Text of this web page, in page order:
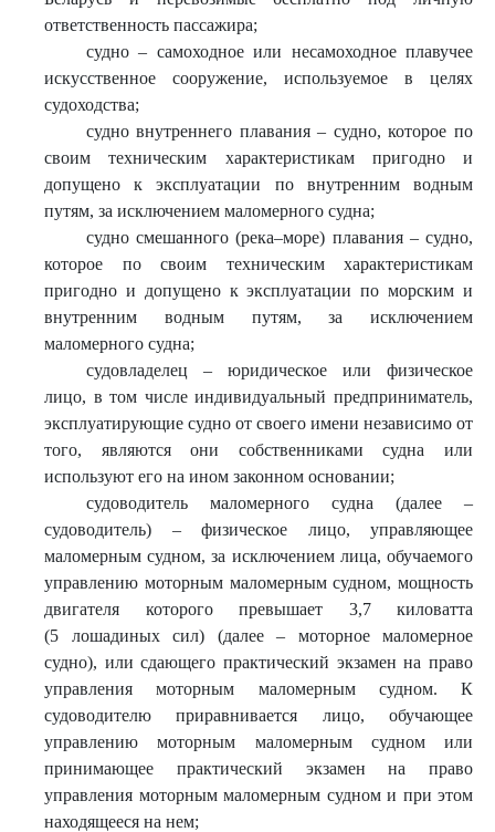
ответственность пассажира;
судно – самоходное или несамоходное плавучее
искусственное сооружение, используемое в целях
судоходства;
судно внутреннего плавания – судно, которое по
своим техническим характеристикам пригодно и
допущено к эксплуатации по внутренним водным
путям, за исключением маломерного судна;
судно смешанного (река–море) плавания – судно,
которое по своим техническим характеристикам
пригодно и допущено к эксплуатации по морским и
внутренним водным путям, за исключением
маломерного судна;
судовладелец – юридическое или физическое
лицо, в том числе индивидуальный предприниматель,
эксплуатирующие судно от своего имени независимо от
того, являются они собственниками судна или
используют его на ином законном основании;
судоводитель маломерного судна (далее –
судоводитель) – физическое лицо, управляющее
маломерным судном, за исключением лица, обучаемого
управлению моторным маломерным судном, мощность
двигателя которого превышает 3,7 киловатта
(5 лошадиных сил) (далее – моторное маломерное
судно), или сдающего практический экзамен на право
управления моторным маломерным судном. К
судоводителю приравнивается лицо, обучающее
управлению моторным маломерным судном или
принимающее практический экзамен на право
управления моторным маломерным судном и при этом
находящееся на нем;